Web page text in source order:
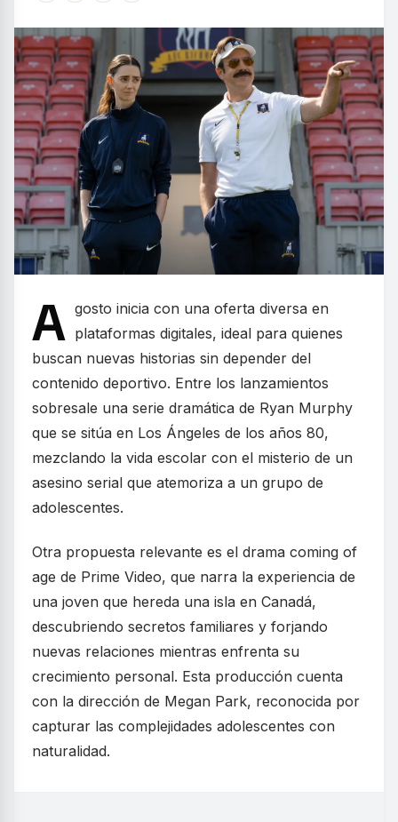
A gosto inicia con una oferta diversa en
plataformas digitales, ideal para quienes
buscan nuevas historias sin depender del
contenido deportivo. Entre los lanzamientos
sobresale una serie dramática de Ryan Murphy
que se sitúa en Los Ángeles de los años 80,
mezclando la vida escolar con el misterio de un
asesino serial que atemoriza a un grupo de
adolescentes.
Otra propuesta relevante es el drama coming of
age de Prime Video, que narra la experiencia de
una joven que hereda una isla en Canadá,
descubriendo secretos familiares y forjando
nuevas relaciones mientras enfrenta su
crecimiento personal. Esta producción cuenta
con la dirección de Megan Park, reconocida por
capturar las complejidades adolescentes con
naturalidad.